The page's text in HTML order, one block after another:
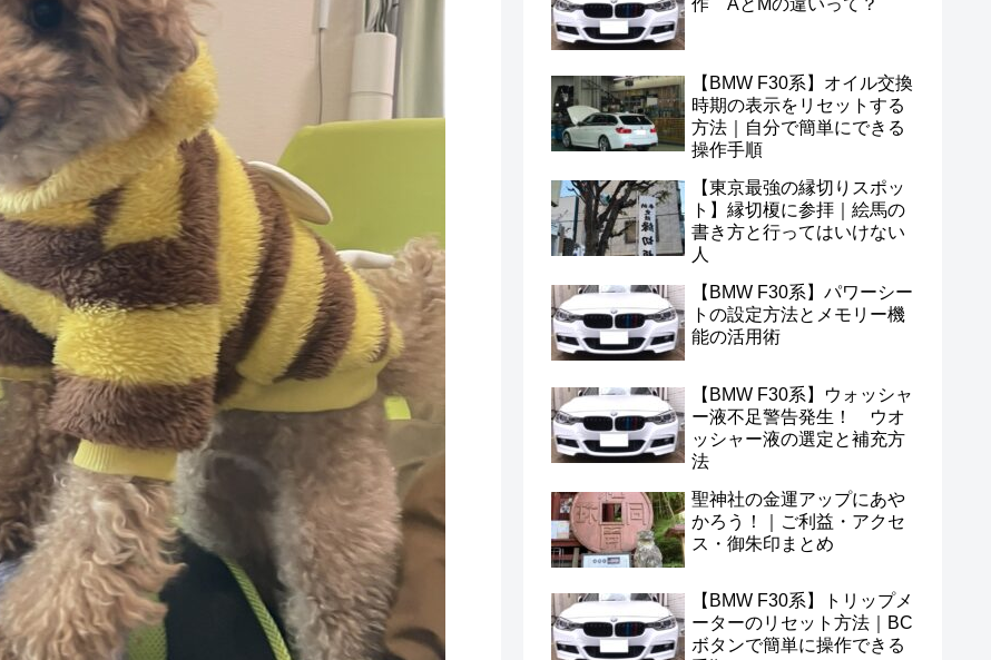
作 AとMの違いって？
【BMW F30系】オイル交換
時期の表示をリセットする
方法｜自分で簡単にできる
操作手順
【東京最強の縁切りスポッ
ト】縁切榎に参拝｜絵馬の
書き方と行ってはいけない
人
【BMW F30系】パワーシー
トの設定方法とメモリー機
能の活用術
【BMW F30系】ウォッシャ
ー液不足警告発生！ ウオ
ッシャー液の選定と補充方
法
聖神社の金運アップにあや
かろう！｜ご利益・アクセ
ス・御朱印まとめ
【BMW F30系】トリップメ
ーターのリセット方法｜BC
ボタンで簡単に操作できる